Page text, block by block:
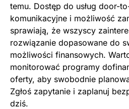
temu. Dostęp do usług door-
komunikacyjne i możliwość
sprawiają, że wszyscy
rozwiązanie dopasowane do
możliwości finansowych.
monitorować programy
oferty, aby swobodnie
Zgłoś zapytanie i zaplanuj
dziś.